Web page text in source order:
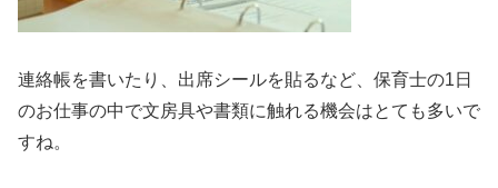
連絡帳を書いたり、出席シールを貼るなど、保育士の1日
のお仕事の中で文房具や書類に触れる機会はとても多いで
すね。